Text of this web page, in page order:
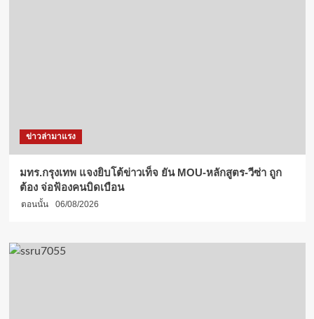
ข่าวล่ามาแรง
มทร.กรุงเทพ แจงยิบโต้ข่าวเท็จ ยัน MOU-หลักสูตร-วีซ่า ถูก
ต้อง จ่อฟ้องคนบิดเบือน
ตอนนั้น 06/08/2026